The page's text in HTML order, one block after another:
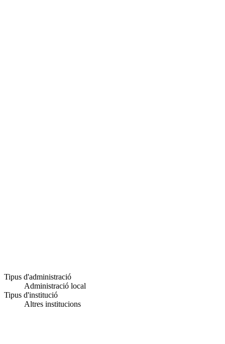
Tipus d'administració
Administració local
Tipus d'institució
Altres institucions